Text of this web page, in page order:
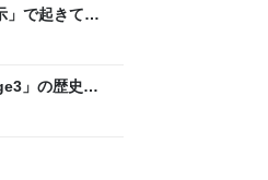
で起きてい
」の歴史に